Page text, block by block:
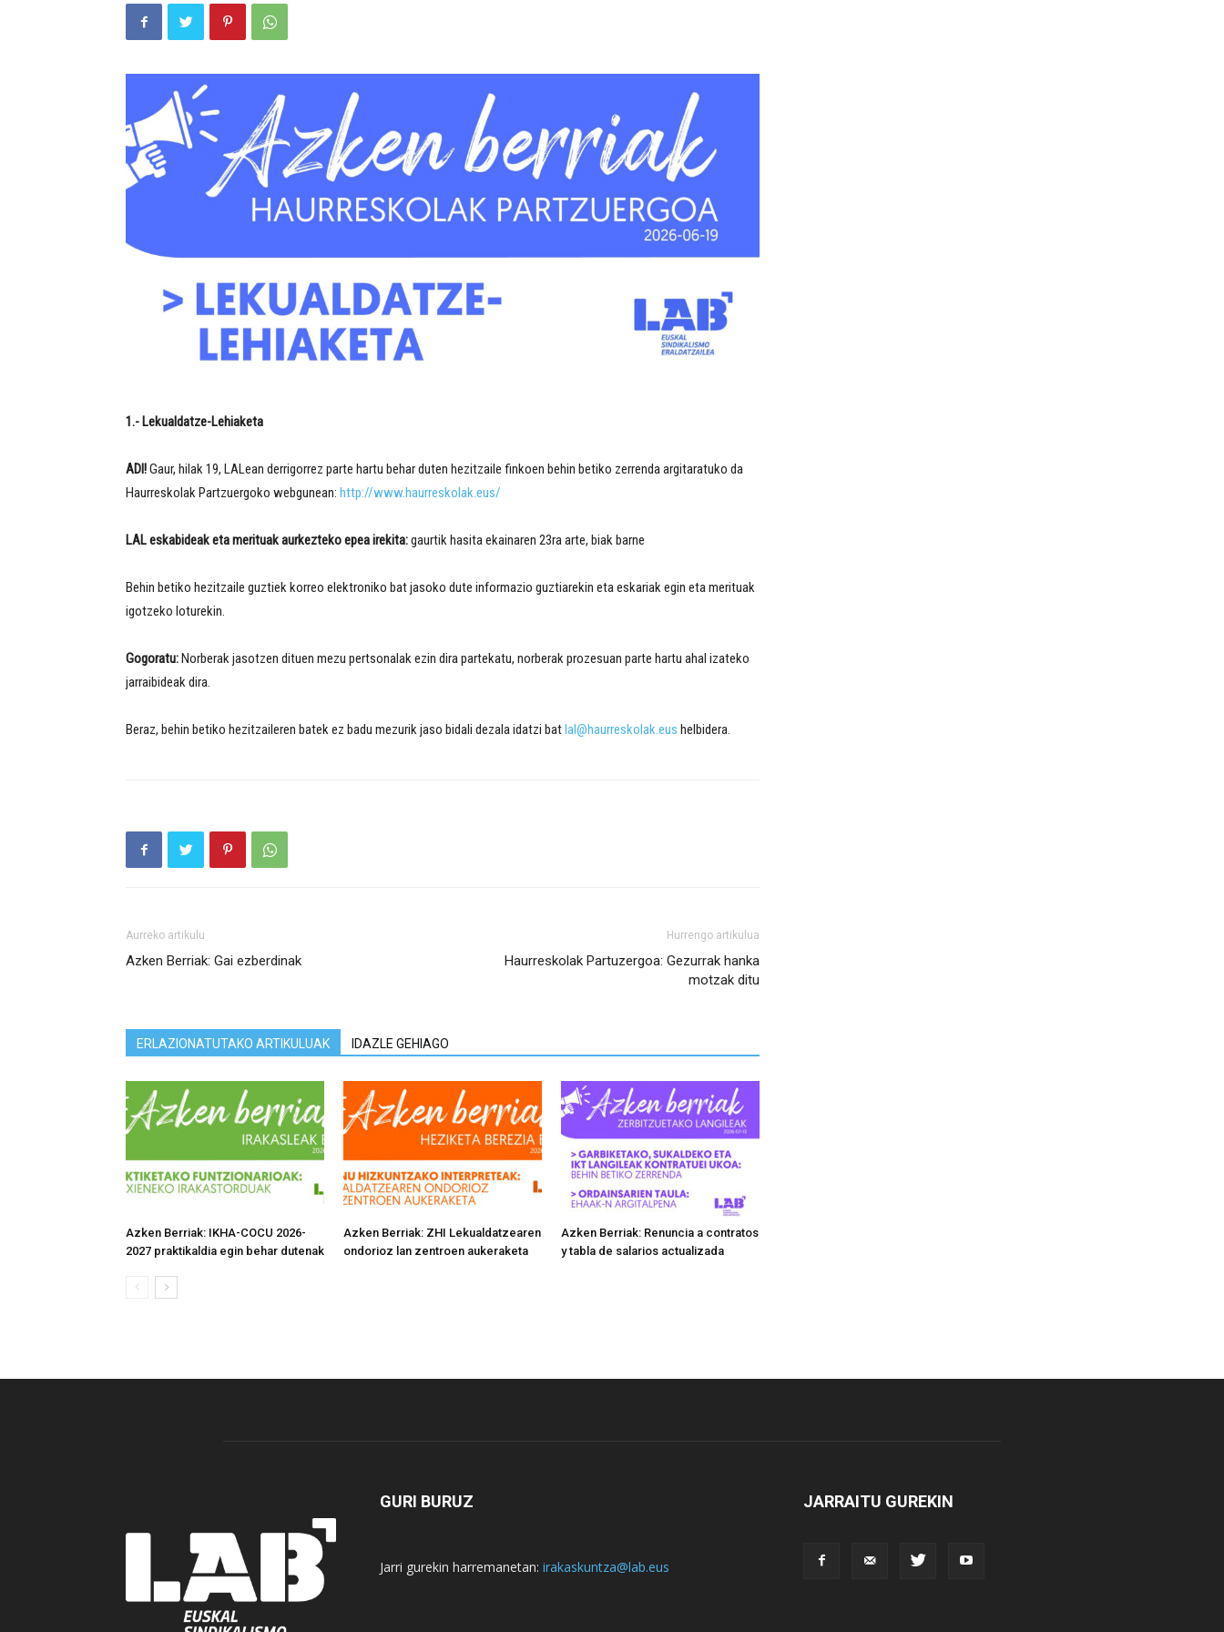
1.- Lekualdatze-Lehiaketa
ADI!Gaur, hilak 19, LALean derrigorrez parte hartu behar duten hezitzaile finkoen behin betiko zerrenda argitaratuko da
Haurreskolak Partzuergoko webgunean: http://www.haurreskolak.eus/
LAL eskabideak eta merituak aurkezteko epea irekita:gaurtik hasita ekainaren 23ra arte, biak barne
Behin betiko hezitzaile guztiek korreo elektroniko bat jasoko dute informazio guztiarekin eta eskariak egin eta merituak
igotzeko loturekin.
Gogoratu:Norberak jasotzen dituen mezu pertsonalak ezin dira partekatu, norberak prozesuan parte hartu ahal izateko
jarraibideak dira.
Beraz, behin betiko hezitzaileren batek ez badu mezurik jaso bidali dezala idatzi batlal@haurreskolak.eus helbidera.
Aurreko artikulu
Azken Berriak: Gai ezberdinak
Hurrengo artikulua
Haurreskolak Partuzergoa: Gezurrak hanka
motzak ditu
ERLAZIONATUTAKO ARTIKULUAK IDAZLE GEHIAGO
Azken Berriak: IKHA-COCU 2026-
2027 praktikaldia egin behar dutenak
Azken Berriak: ZHI Lekualdatzearen
ondorioz lan zentroen aukeraketa
Azken Berriak: Renuncia a contratos
y tabla de salarios actualizada
GURI BURUZ
Jarri gurekin harremanetan: irakaskuntza@lab.eus
JARRAITU GUREKIN